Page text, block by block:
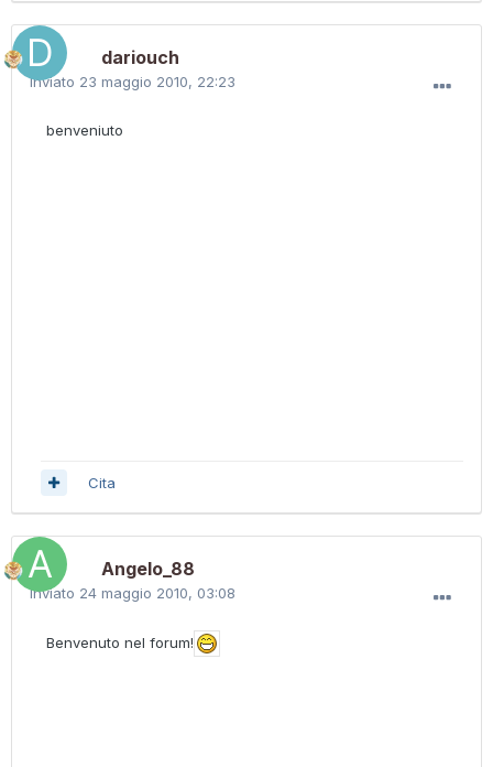
dariouch
Inviato 23 maggio 2010, 22:23
benveniuto
Cita
Angelo_88
Inviato 24 maggio 2010, 03:08
Benvenuto nel forum!